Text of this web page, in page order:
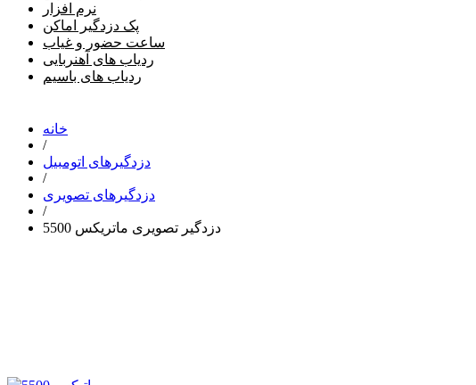
نرم افزار
پک دزدگیر اماکن
ساعت حضور و غیاب
ردیاب های آهنربایی
ردیاب های باسیم
خانه
/
دزدگیرهای اتومبیل
/
دزدگیرهای تصویری
/
دزدگیر تصویری ماتریکس 5500